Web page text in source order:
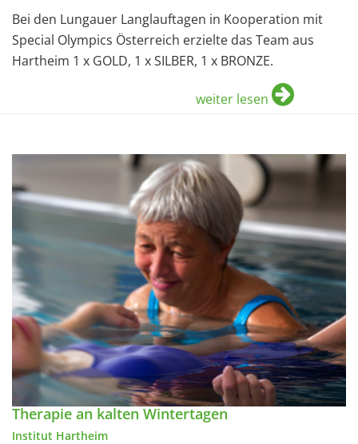
Bei den Lungauer Langlauftagen in Kooperation mit
Special Olympics Österreich erzielte das Team aus
Hartheim 1 x GOLD, 1 x SILBER, 1 x BRONZE.
weiter lesen
Therapie an kalten Wintertagen
Institut Hartheim